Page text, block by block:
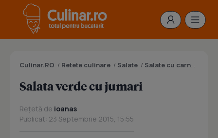
Culinar.RO / Retete culinare / Salate / Salate cu carne de vita
Salata verde cu jumari
Rețetă de ioanas
Publicat: 23 Septembrie 2015, 15:55